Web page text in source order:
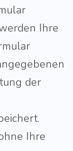
Ihre
der
Ihre